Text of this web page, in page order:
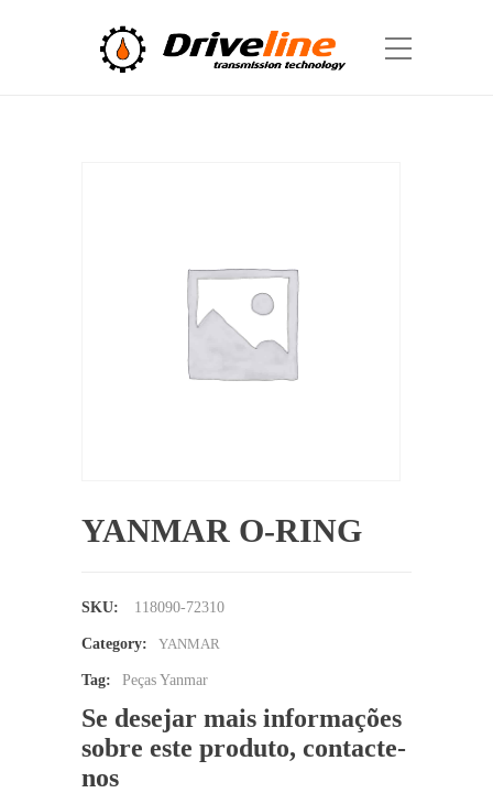
YANMAR O-RING
SKU: 118090-72310
Category: YANMAR
Tag: Peças Yanmar
Se desejar mais informações
sobre este produto, contacte-
nos